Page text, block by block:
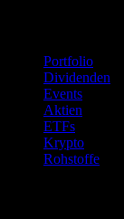
Portfolio
Dividenden
Events
Aktien
ETFs
Krypto
Rohstoffe